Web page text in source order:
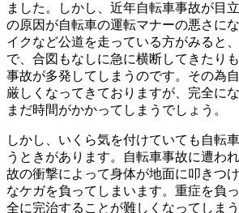
ました。しかし、近年自転車事故が目
の原因が自転車の運転マナーの悪さに
イクなど公道を走っている方がみると
で、合図もなしに急に横断してきたり
事故が多発してしまうのです。その為
厳しくなってきておりますが、完全に
まだ時間がかかってしまうでしょう。
しかし、いくら気を付けていても自転
うときがあります。自転車事故に遭わ
故の衝撃によって身体が地面に叩きつ
なケガを負ってしまいます。重症を負
全に完治することが難しくなってしま